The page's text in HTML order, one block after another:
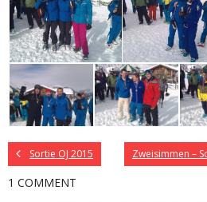
Sortie OJ 2015 Zweisimmen –
1 COMMENT